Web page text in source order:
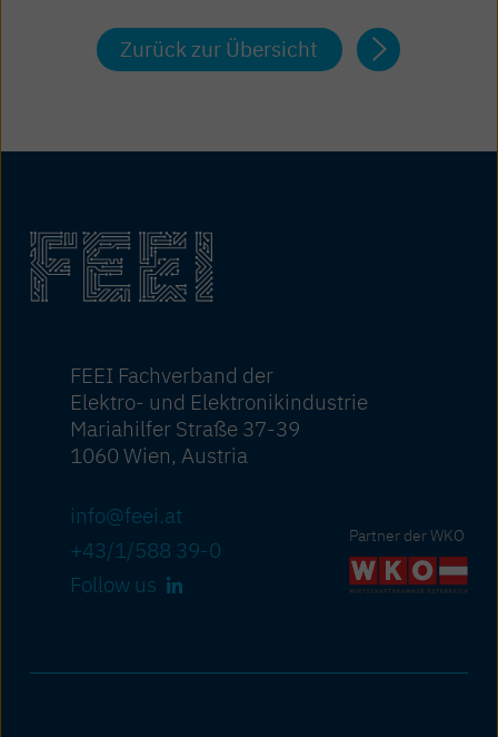
Zurück zur Übersicht
FEEI Fachverband der
Elektro- und Elektronikindustrie
Mariahilfer Straße 37-39
1060 Wien, Austria
info@feei.at
+43/1/588 39-0
Follow us
Partner der WKO